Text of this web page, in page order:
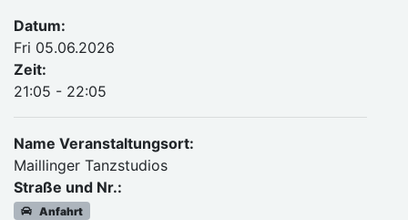
Datum:
Fri 05.06.2026
Zeit:
21:05 - 22:05
Name Veranstaltungsort:
Maillinger Tanzstudios
Straße und Nr.:
Anfahrt